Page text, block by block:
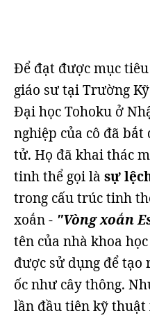
Để đạt được mục
giáo sư tại Trường
Đại học Tohoku ở
nghiệp của cô đã
tử. Họ đã khai thác
tinh thể gọi là sự
trong cấu trúc tinh
xoắn - "Vòng xoắn
tên của nhà khoa
được sử dụng để tạo
ốc như cây thông.
lần đầu tiên kỹ thuật